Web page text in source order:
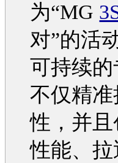
为“MG
对”的活
可持续
不仅精
性，并
性能、